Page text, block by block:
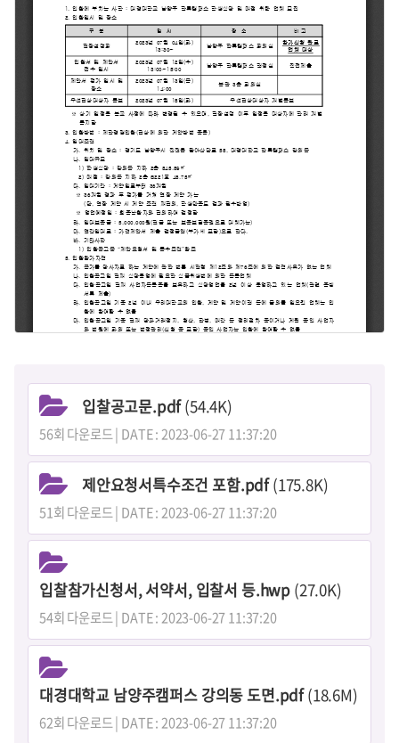
입찰공고문.pdf(54.4K)
56회 다운로드 | DATE : 2023-06-27 11:37:20
제안요청서특수조건 포함.pdf(175.8K)
51회 다운로드 | DATE : 2023-06-27 11:37:20
입찰참가신청서, 서약서, 입찰서 등.hwp (27.0K)
54회 다운로드 | DATE : 2023-06-27 11:37:20
대경대학교 남양주캠퍼스 강의동 도면.pdf(18.6M)
62회 다운로드 | DATE : 2023-06-27 11:37:20